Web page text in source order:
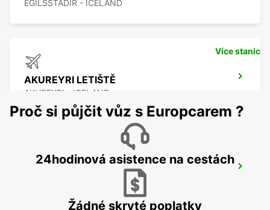
EGILSSTADIR - ICELAND
AKUREYRI LETIŠTĚ
AKUREYRI - ICELAND
AKUREYRI HARBOUR
Více stanic
Proč si půjčit vůz s Europcarem ?
24hodinová asistence na cestách
Žádné skryté poplatky